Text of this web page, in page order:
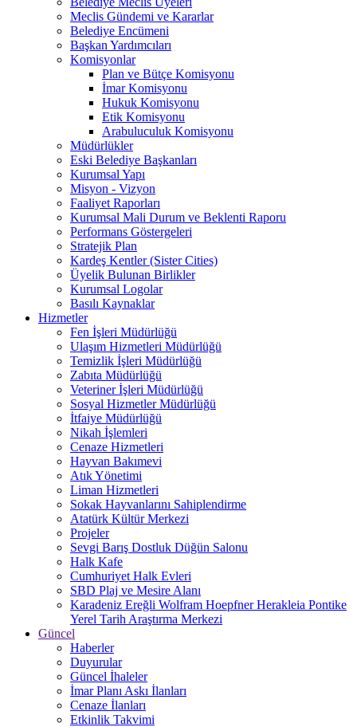
Meclis Gündemi ve Kararlar
Belediye Encümeni
Başkan Yardımcıları
Komisyonlar
Plan ve Bütçe Komisyonu
İmar Komisyonu
Hukuk Komisyonu
Etik Komisyonu
Arabuluculuk Komisyonu
Müdürlükler
Eski Belediye Başkanları
Kurumsal Yapı
Misyon - Vizyon
Faaliyet Raporları
Kurumsal Mali Durum ve Beklenti Raporu
Performans Göstergeleri
Stratejik Plan
Kardeş Kentler (Sister Cities)
Üyelik Bulunan Birlikler
Kurumsal Logolar
Basılı Kaynaklar
Hizmetler
Fen İşleri Müdürlüğü
Ulaşım Hizmetleri Müdürlüğü
Temizlik İşleri Müdürlüğü
Zabıta Müdürlüğü
Veteriner İşleri Müdürlüğü
Sosyal Hizmetler Müdürlüğü
İtfaiye Müdürlüğü
Nikah İşlemleri
Cenaze Hizmetleri
Hayvan Bakımevi
Atık Yönetimi
Liman Hizmetleri
Sokak Hayvanlarını Sahiplendirme
Atatürk Kültür Merkezi
Projeler
Sevgi Barış Dostluk Düğün Salonu
Halk Kafe
Cumhuriyet Halk Evleri
SBD Plaj ve Mesire Alanı
Karadeniz Ereğli Wolfram Hoepfner Herakleia Pontike
Yerel Tarih Araştırma Merkezi
Güncel
Haberler
Duyurular
Güncel İhaleler
İmar Planı Askı İlanları
Cenaze İlanları
Etkinlik Takvimi